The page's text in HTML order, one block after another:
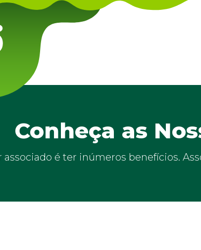
Conheça as
associado é ter inúmeros benefícios.